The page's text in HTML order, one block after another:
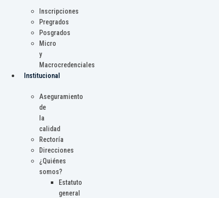
Inscripciones
Pregrados
Posgrados
Micro
y
Macrocredenciales
Institucional
Aseguramiento
de
la
calidad
Rectoría
Direcciones
¿Quiénes
somos?
Estatuto
general